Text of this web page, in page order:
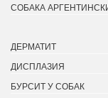
СОБАКА
ДЕРМАТИТ
ДИСПЛАЗИЯ
БУРСИТ У СОБАК